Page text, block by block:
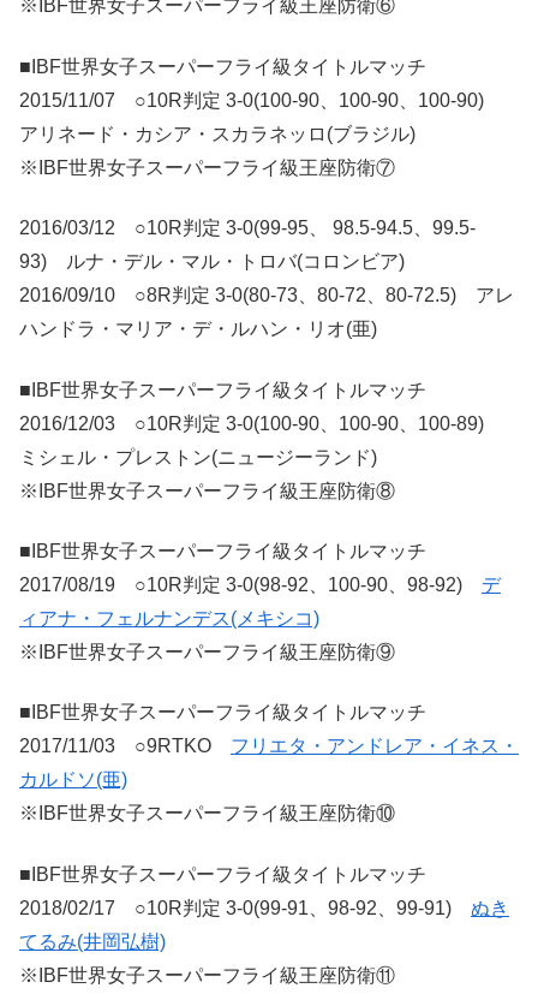
※IBF世界女子スーパーフライ級王座防衛⑥
■IBF世界女子スーパーフライ級タイトルマッチ
2015/11/07 ○10R判定 3-0(100-90、100-90、100-90)
アリネード・カシア・スカラネッロ(ブラジル)
※IBF世界女子スーパーフライ級王座防衛⑦
2016/03/12 ○10R判定 3-0(99-95、 98.5-94.5、99.5-
93) ルナ・デル・マル・トロバ(コロンビア)
2016/09/10 ○8R判定 3-0(80-73、80-72、80-72.5) アレ
ハンドラ・マリア・デ・ルハン・リオ(亜)
■IBF世界女子スーパーフライ級タイトルマッチ
2016/12/03 ○10R判定 3-0(100-90、100-90、100-89)
ミシェル・プレストン(ニュージーランド)
※IBF世界女子スーパーフライ級王座防衛⑧
■IBF世界女子スーパーフライ級タイトルマッチ
2017/08/19 ○10R判定 3-0(98-92、100-90、98-92) デ
ィアナ・フェルナンデス(メキシコ)
※IBF世界女子スーパーフライ級王座防衛⑨
■IBF世界女子スーパーフライ級タイトルマッチ
2017/11/03 ○9RTKO フリエタ・アンドレア・イネス・
カルドソ(亜)
※IBF世界女子スーパーフライ級王座防衛⑩
■IBF世界女子スーパーフライ級タイトルマッチ
2018/02/17 ○10R判定 3-0(99-91、98-92、99-91) ぬき
てるみ(井岡弘樹)
※IBF世界女子スーパーフライ級王座防衛⑪